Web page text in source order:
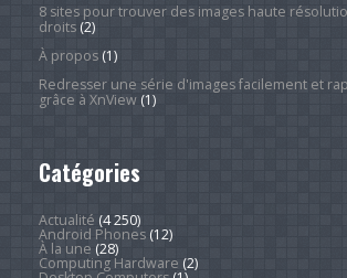
8 sites pour trouver des images haute
droits(2)
À propos(1)
Redresser une série d'images facilement et
grâce à XnView(1)
Catégories
Actualité (4 250)
Android Phones(12)
À la une (28)
Computing Hardware (2)